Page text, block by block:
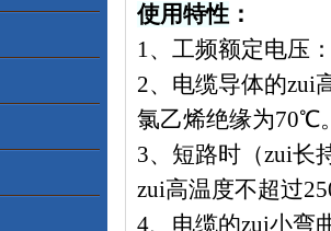
使用特性 ：
1、工频额定电
2、电缆导体
氯乙烯绝缘为70℃
3、短路时（
zui高温度不超过
4、电缆的zui小弯曲